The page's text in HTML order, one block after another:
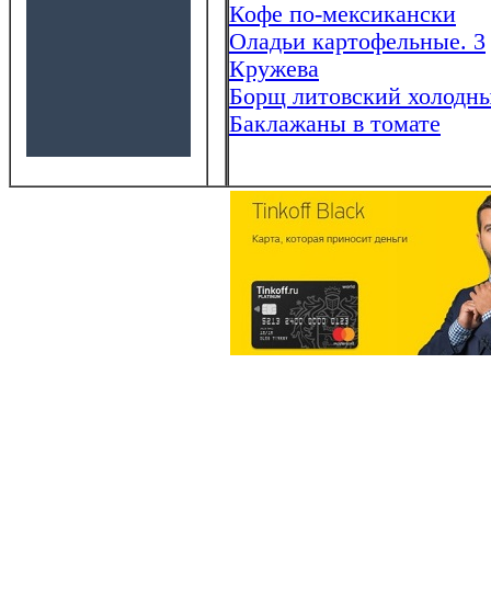
Кофе по-мексикански
Оладьи картофельные. 3
Кружева
Борщ литовский
Баклажаны в томате